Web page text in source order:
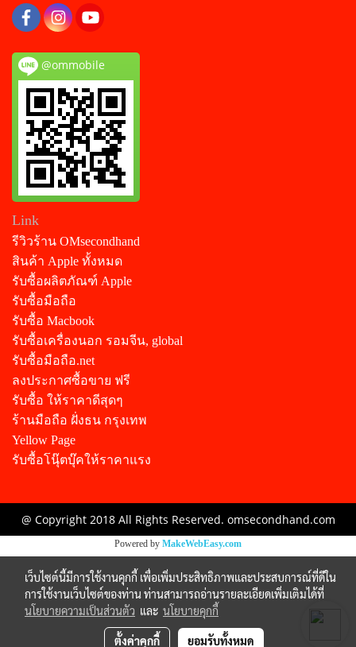
@ommobile
Link
รีวิวร้าน OMsecondhand
สินค้า Apple ทั้งหมด
รับซื้อผลิตภัณฑ์ Apple
รับซื้อมือถือ
รับซื้อ Macbook
รับซื้อเครื่องนอก รอมจีน, global
รับซื้อมือถือ.net
ลงประกาศซื้อขาย ฟรี
รับซื้อ ให้ราคาดีสุดๆ
ร้านมือถือ ฝั่งธน กรุงเทพ
Yellow Page
รับซื้อโนุ๊ตบุ๊คให้ราคาแรง
@ Copyright 2018 All Rights Reserved. omsecondhand.com
Powered by MakeWebEasy.com
เว็บไซต์นี้มีการใช้งานคุกกี้ เพื่อเพิ่มประสิทธิภาพและประสบการณ์ที่ดีใน
การใช้งานเว็บไซต์ของท่าน ท่านสามารถอ่านรายละเอียดเพิ่มเติมได้ที่
นโยบายความเป็นส่วนตัว และ นโยบายคุกกี้
ตั้งค่าคุกกี้ ยอมรับทั้งหมด